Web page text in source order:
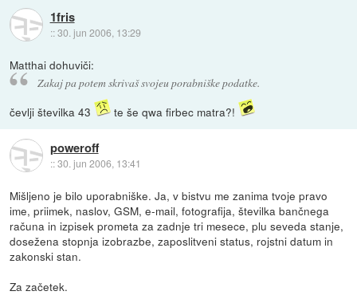
1fris
::30. jun 2006, 13:29
Matthai dohuviči:
Zakaj pa potem skrivaš svojeu porabniške podatke.
čevlji številka 43 te še qwa firbec matra?!
poweroff
::30. jun 2006, 13:41
Mišljeno je bilo uporabniške. Ja, v bistvu me zanima tvoje pravo
ime, priimek, naslov, GSM, e-mail, fotografija, številka bančnega
računa in izpisek prometa za zadnje tri mesece, plu seveda stanje,
dosežena stopnja izobrazbe, zaposlitveni status, rojstni datum in
zakonski stan.
Za začetek.